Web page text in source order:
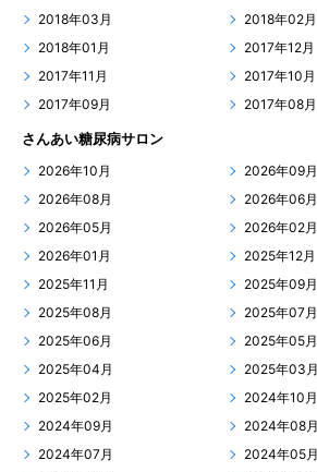
2018年03月
2018年02月
2018年01月
2017年12月
2017年11月
2017年10月
2017年09月
2017年08月
さんあい糖尿病サロン
2026年10月
2026年09月
2026年08月
2026年06月
2026年05月
2026年02月
2026年01月
2025年12月
2025年11月
2025年09月
2025年08月
2025年07月
2025年06月
2025年05月
2025年04月
2025年03月
2025年02月
2024年10月
2024年09月
2024年08月
2024年07月
2024年05月